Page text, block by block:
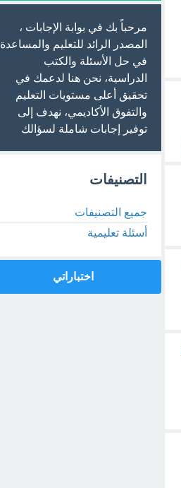
مرحباً بك في بوابة الإجابات ،
المصدر الرائد للتعليم والمساعدة
في حل الأسئلة والكتب
الدراسية، نحن هنا لدعمك في
تحقيق أعلى مستويات التعليم
والتفوق الأكاديمي، نهدف إلى
توفير إجابات شاملة لسؤالك
التصنيفات
جميع التصنيفات
أسئلة تعليمية
اختباراتي